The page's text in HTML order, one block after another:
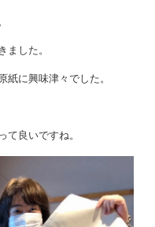
ました。
に興味津々でした。
て良いですね。